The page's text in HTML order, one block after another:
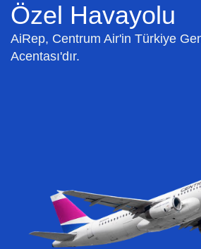
Özel Havayolu
AiRep, Centrum Air'in Türkiye
Acentası'dır.